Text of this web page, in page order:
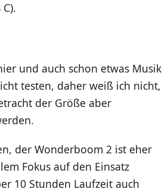
und auch schon etwas Musik
testen, daher weiß ich nicht,
der Größe aber
der Wonderboom 2 ist eher
Fokus auf den Einsatz
10 Stunden Laufzeit auch